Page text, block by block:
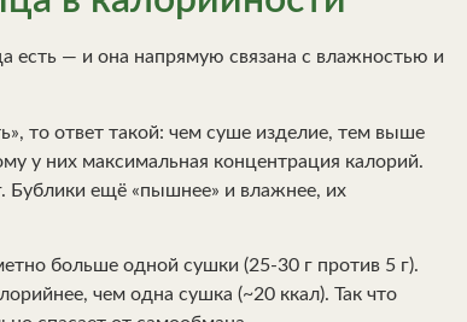
есть — и она напрямую связана с влажностью и
то ответ такой: чем суше изделие, тем выше
у них максимальная концентрация калорий.
Бублики ещё «пышнее» и влажнее, их
больше одной сушки (25-30 г против 5 г).
чем одна сушка (~20 ккал). Так что